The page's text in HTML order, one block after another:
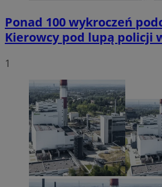
Ponad 100 wykroczeń
Kierowcy pod lupą policji
1